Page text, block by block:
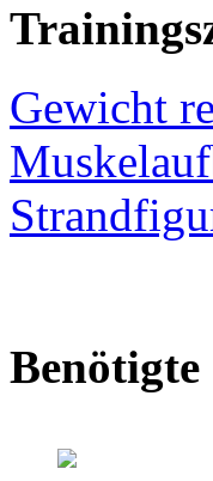
Gewicht
Benötigte